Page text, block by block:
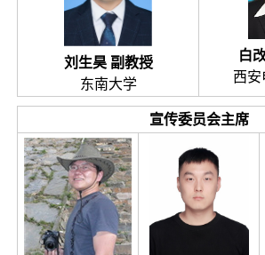
刘生昊 副教授
东南大学
白
西安
宣传委员会主席